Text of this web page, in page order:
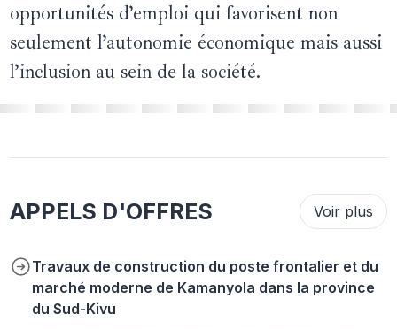
opportunités d’emploi qui favorisent non
seulement l’autonomie économique mais aussi
l’inclusion au sein de la société.
APPELS D'OFFRES Voir plus
Travaux de construction du poste frontalier et du
marché moderne de Kamanyola dans la province
du Sud-Kivu